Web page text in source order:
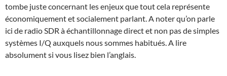
tombe juste concernant les enjeux que tout cela représente
économiquement et socialement parlant. A noter qu’on parle
ici de radio SDR à échantillonnage direct et non pas de simples
systèmes I/Q auxquels nous sommes habitués. A lire
absolument si vous lisez bien l’anglais.